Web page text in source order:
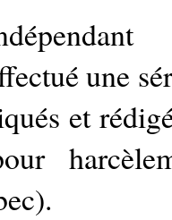
une
et